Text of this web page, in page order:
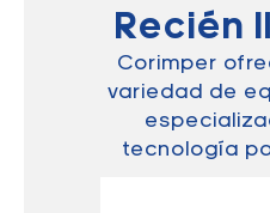
Recién
Corimper
variedad de
tecnología